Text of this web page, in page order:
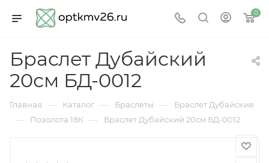
0
Браслет Дубайский
20см БД-0012
Главная — Каталог — Браслеты — Браслет Дубайские
— Позолота 18К — Браслет Дубайский 20см БД-0012